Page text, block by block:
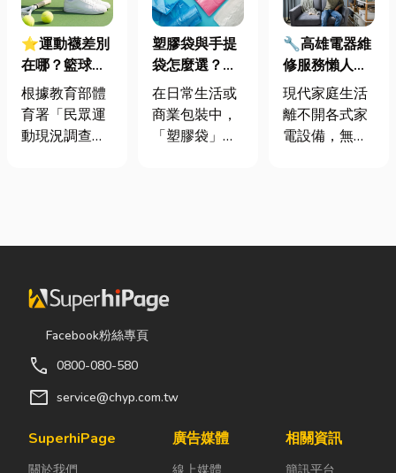
⭐運動襪差別
在哪？籃球、
慢跑、排球襪
挑選全攻略，
穿對了運動不
根據教育部體
育署「民眾運
動現況調查」
與各類球類運
擇。許多人在
配備上毫不惜
重金，購買
頂級籃球鞋或
專業路跑鞋，
抓一雙幾十元
塑膠袋與手提
袋怎麼選？材
質、用途與耐
重度一次看懂
在日常生活或
商業包裝中，
「塑膠袋」與
具，但實際上
景上，其實差
性，還可能造
商品損壞。 這
🔧高雄電器維
修服務懶人包
｜冷氣、冰
箱、洗衣機專
業維修
現代家庭生活
離不開各式家
電設備，無論
還是每天幫助
僅能快速排除
Facebook粉絲專頁
call 0800-080-580
mail service@chyp.com.tw
SuperhiPage
關於我們
廣告媒體
線上媒體
相關資訊
簡訊平台